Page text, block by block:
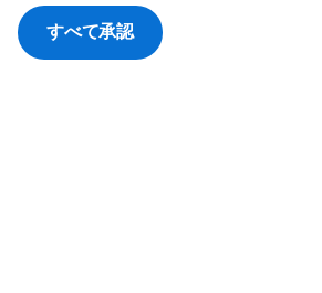
ムのご紹介～レガシーPLMから
プラットフォームへ～
すべて承認